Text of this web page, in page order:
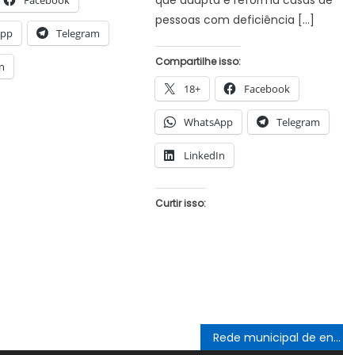
Telegram
pessoas com deficiência […]
Compartilhe isso:
18+ Facebook
WhatsApp Telegram
LinkedIn
Curtir isso:
Rede municipal de ensino de Juazeiro terá novo currículo escolar adaptado à realidade local